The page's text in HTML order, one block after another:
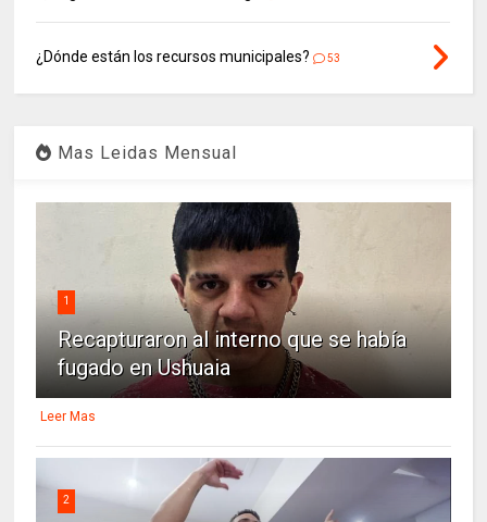
¿Dónde están los recursos municipales? 53
Mas Leidas Mensual
1
Recapturaron al interno que se había
fugado en Ushuaia
Leer Mas
2